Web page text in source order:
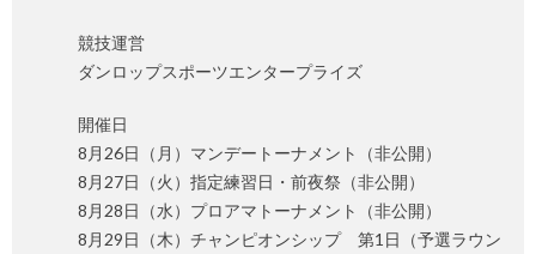
競技運営
ダンロップスポーツエンタープライズ
開催日
8月26日（月）マンデートーナメント（非公開）
8月27日（火）指定練習日・前夜祭（非公開）
8月28日（水）プロアマトーナメント（非公開）
8月29日（木）チャンピオンシップ 第1日（予選ラウン